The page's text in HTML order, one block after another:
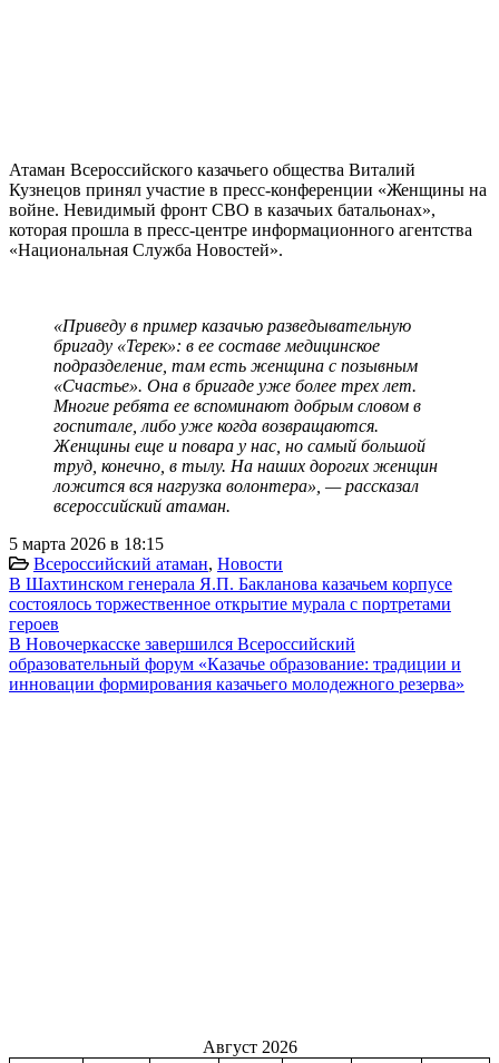
Атаман Всероссийского казачьего общества Виталий
Кузнецов принял участие в пресс-конференции «Женщины на
войне. Невидимый фронт СВО в казачьих батальонах»,
которая прошла в пресс-центре информационного агентства
«Национальная Служба Новостей».
«Приведу в пример казачью разведывательную
бригаду «Терек»: в ее составе медицинское
подразделение, там есть женщина с позывным
«Счастье». Она в бригаде уже более трех лет.
Многие ребята ее вспоминают добрым словом в
госпитале, либо уже когда возвращаются.
Женщины еще и повара у нас, но самый большой
труд, конечно, в тылу. На наших дорогих женщин
ложится вся нагрузка волонтера», — рассказал
всероссийский атаман.
5 марта 2026 в 18:15
Всероссийский атаман, Новости
В Шахтинском генерала Я.П. Бакланова казачьем корпусе
состоялось торжественное открытие мурала с портретами
героев
В Новочеркасске завершился Всероссийский
образовательный форум «Казачье образование: традиции и
инновации формирования казачьего молодежного резерва»
Август 2026